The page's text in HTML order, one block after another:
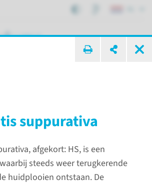
suppurativa
afgekort: HS, is een
steeds weer terugkerende
huidplooien ontstaan. De